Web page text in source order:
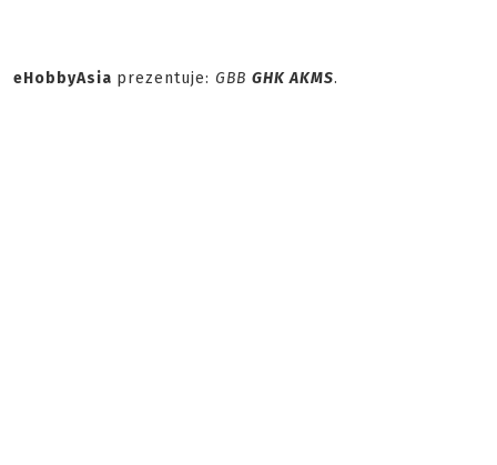
eHobbyAsia prezentuje: GBB GHK AKMS.